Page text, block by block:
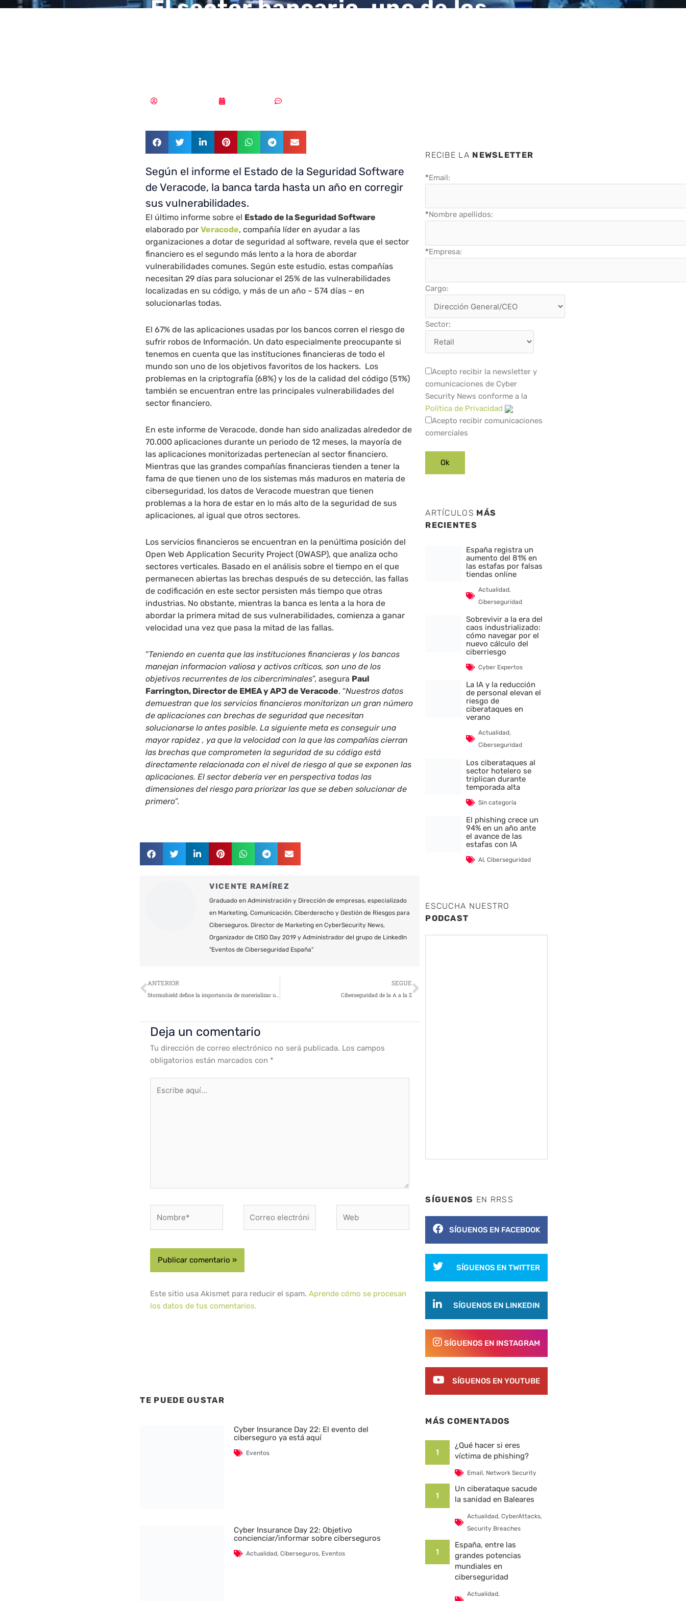
El sector bancario, uno de los
Según el informe el Estado de la Seguridad Software
de Veracode, la banca tarda hasta un año en corregir
sus vulnerabilidades.
El último informe sobre el Estado de la Seguridad Software
elaborado porVeracode, compañía líder en ayudar a las
organizaciones a dotar de seguridad al software, revela que el sector
financiero es el segundo más lento a la hora de abordar
vulnerabilidades comunes. Según este estudio, estas compañías
necesitan 29 días para solucionar el 25% de las vulnerabilidades
localizadas en su código, y más de un año – 574 días – en
solucionarlas todas.
El 67% de las aplicaciones usadas por los bancos corren el riesgo de
sufrir robos de Información. Un dato especialmente preocupante si
tenemos en cuenta que las instituciones financieras de todo el
mundo son uno de los objetivos favoritos de los hackers. Los
problemas en la criptografía (68%) y los de la calidad del código (51%)
también se encuentran entre las principales vulnerabilidades del
sector financiero.
En este informe de Veracode, donde han sido analizadas alrededor de
70.000 aplicaciones durante un periodo de 12 meses, la mayoría de
las aplicaciones monitorizadas pertenecían al sector financiero.
Mientras que las grandes compañías financieras tienden a tener la
fama de que tienen uno de los sistemas más maduros en materia de
ciberseguridad, los datos de Veracode muestran que tienen
problemas a la hora de estar en lo más alto de la seguridad de sus
aplicaciones, al igual que otros sectores.
Los servicios financieros se encuentran en la penúltima posición del
Open Web Application Security Project (OWASP), que analiza ocho
sectores verticales. Basado en el análisis sobre el tiempo en el que
permanecen abiertas las brechas después de su detección, las fallas
de codificación en este sector persisten más tiempo que otras
industrias. No obstante, mientras la banca es lenta a la hora de
abordar la primera mitad de sus vulnerabilidades, comienza a ganar
velocidad una vez que pasa la mitad de las fallas.
“Teniendo en cuenta que las instituciones financieras y los bancos
manejan informacion valiosa y activos críticos, son uno de los
objetivos recurrentes de los cibercriminales”, asegura Paul
Farrington, Director de EMEA y APJ de Veracode. “Nuestros datos
demuestran que los servicios financieros monitorizan un gran número
de aplicaciones con brechas de seguridad que necesitan
solucionarse lo antes posible. La siguiente meta es conseguir una
mayor rapidez , ya que la velocidad con la que las compañías cierran
las brechas que comprometen la seguridad de su código está
directamente relacionada con el nivel de riesgo al que se exponen las
aplicaciones. El sector debería ver en perspectiva todas las
dimensiones del riesgo para priorizar las que se deben solucionar de
primero”.
VICENTE RAMÍREZ
Graduado en Administración y Dirección de empresas, especializado
en Marketing, Comunicación, Ciberderecho y Gestión de Riesgos para
Ciberseguros. Director de Marketing en CyberSecurity News,
Organizador de CISO Day 2019 y Administrador del grupo de LinkedIn
"Eventos de Ciberseguridad España"
Ant
ANTERIOR
Stormshield define la importancia de materializar una cultura interna de ciberseguridad
SEGUE
Ciberseguridad de la A a la Z
Siguiente
Deja un comentario
Tu dirección de correo electrónico no será publicada. Los campos
obligatorios están marcados con *
aquí...
electrónico*
Este sitio usa Akismet para reducir el spam.Aprende cómo se procesan
los datos de tus comentarios.
TE PUEDE GUSTAR
Cyber Insurance Day 22: El evento del
ciberseguro ya está aquí
Eventos
Cyber Insurance Day 22: Objetivo
concienciar/informar sobre ciberseguros
Actualidad, Ciberseguros, Eventos
RECIBE LA NEWSLETTER
*Email:
*Nombre apellidos:
*Empresa:
Cargo:
Sector:
Acepto recibir la newsletter y
comunicaciones de Cyber
Security News conforme a la
Política de Privacidad
Acepto recibir comunicaciones
comerciales
ARTÍCULOS MÁS
RECIENTES
España registra un
aumento del 81% en
las estafas por falsas
tiendas online
Actualidad,
Ciberseguridad
Sobrevivir a la era del
caos industrializado:
cómo navegar por el
nuevo cálculo del
ciberriesgo
Cyber Expertos
La IA y la reducción
de personal elevan el
riesgo de
ciberataques en
verano
Actualidad,
Ciberseguridad
Los ciberataques al
sector hotelero se
triplican durante
temporada alta
Sin categoría
El phishing crece un
94% en un año ante
el avance de las
estafas con IA
AI,Ciberseguridad
ESCUCHA NUESTRO
PODCAST
SÍGUENOS EN RRSS
SÍGUENOS EN FACEBOOK
SÍGUENOS EN TWITTER
SÍGUENOS EN LINKEDIN
SÍGUENOS EN INSTAGRAM
SÍGUENOS EN YOUTUBE
MÁS COMENTADOS
1
¿Qué hacer si eres
víctima de phishing?
Email, Network Security
1
Un ciberataque sacude
la sanidad en Baleares
Actualidad, CyberAttacks,
Security Breaches
1
España, entre las
grandes potencias
mundiales en
ciberseguridad
Actualidad,